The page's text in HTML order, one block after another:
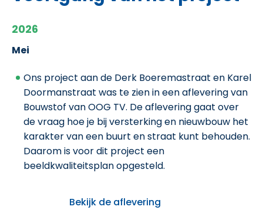
2026
Mei
Ons project aan de Derk Boeremastraat en Karel
Doormanstraat was te zien in een aflevering van
Bouwstof van OOG TV. De aflevering gaat over
de vraag hoe je bij versterking en nieuwbouw het
karakter van een buurt en straat kunt behouden.
Daarom is voor dit project een
beeldkwaliteitsplan opgesteld.
Bekijk de aflevering